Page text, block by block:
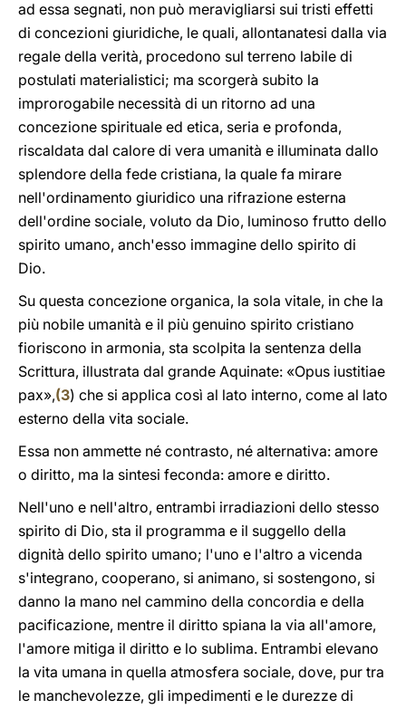
ad essa segnati, non può meravigliarsi sui tristi effetti
di concezioni giuridiche, le quali, allontanatesi dalla via
regale della verità, procedono sul terreno labile di
postulati materialistici; ma scorgerà subito la
improrogabile necessità di un ritorno ad una
concezione spirituale ed etica, seria e profonda,
riscaldata dal calore di vera umanità e illuminata dallo
splendore della fede cristiana, la quale fa mirare
nell'ordinamento giuridico una rifrazione esterna
dell'ordine sociale, voluto da Dio, luminoso frutto dello
spirito umano, anch'esso immagine dello spirito di
Dio.
Su questa concezione organica, la sola vitale, in che la
più nobile umanità e il più genuino spirito cristiano
fioriscono in armonia, sta scolpita la sentenza della
Scrittura, illustrata dal grande Aquinate: «Opus iustitiae
pax»,(3) che si applica così al lato interno, come al lato
esterno della vita sociale.
Essa non ammette né contrasto, né alternativa: amore
o diritto, ma la sintesi feconda: amore e diritto.
Nell'uno e nell'altro, entrambi irradiazioni dello stesso
spirito di Dio, sta il programma e il suggello della
dignità dello spirito umano; l'uno e l'altro a vicenda
s'integrano, cooperano, si animano, si sostengono, si
danno la mano nel cammino della concordia e della
pacificazione, mentre il diritto spiana la via all'amore,
l'amore mitiga il diritto e lo sublima. Entrambi elevano
la vita umana in quella atmosfera sociale, dove, pur tra
le manchevolezze, gli impedimenti e le durezze di